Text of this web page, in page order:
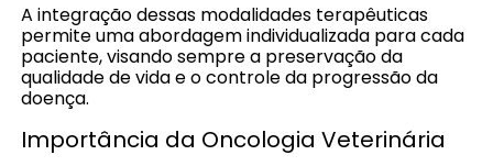
A integração dessas modalidades terapêuticas
permite uma abordagem individualizada para cada
paciente, visando sempre a preservação da
qualidade de vida e o controle da progressão da
doença.
Importância da Oncologia Veterinária